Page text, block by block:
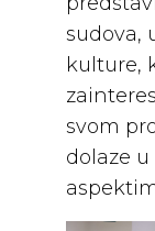
sudova,
kulture,
svom
dolaze